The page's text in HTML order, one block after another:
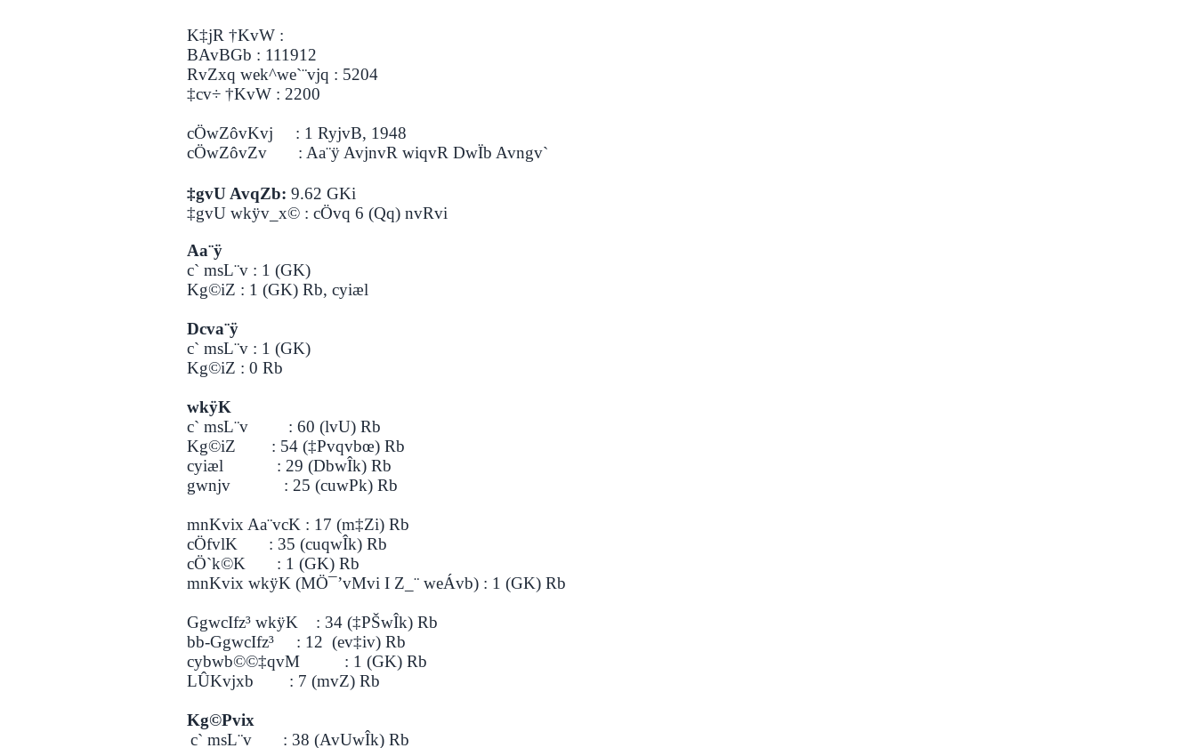
K‡jR †KvW :
BAvBGb : 111912
RvZxq wek^we`¨vjq : 5204
‡cv÷ †KvW : 2200
cÖwZôvKvj : 1 RyjvB, 1948
cÖwZôvZv : Aa¨ÿ AvjnvR wiqvR DwÏb Avngv`
‡gvU AvqZb: 9.62 GKi
‡gvU wkÿv_x© : cÖvq 6 (Qq) nvRvi
Aa¨ÿ
c` msL¨v : 1 (GK)
Kg©iZ : 1 (GK) Rb, cyiæl
Dcva¨ÿ
c` msL¨v : 1 (GK)
Kg©iZ : 0 Rb
wkÿK
c` msL¨v : 60 (lvU) Rb
Kg©iZ : 54 (‡Pvqvbœ) Rb
cyiæl : 29 (DbwÎk) Rb
gwnjv : 25 (cuwPk) Rb
mnKvix Aa¨vcK : 17 (m‡Zi) Rb
cÖfvlK : 35 (cuqwÎk) Rb
cÖ`k©K : 1 (GK) Rb
mnKvix wkÿK (MÖ¯’vMvi I Z_¨ weÁvb) : 1 (GK) Rb
GgwcIfz³ wkÿK : 34 (‡PŠwÎk) Rb
bb-GgwcIfz³ : 12 (ev‡iv) Rb
cybwb©©‡qvM : 1 (GK) Rb
LÛKvjxb : 7 (mvZ) Rb
Kg©Pvix
c` msL¨v : 38 (AvUwÎk) Rb